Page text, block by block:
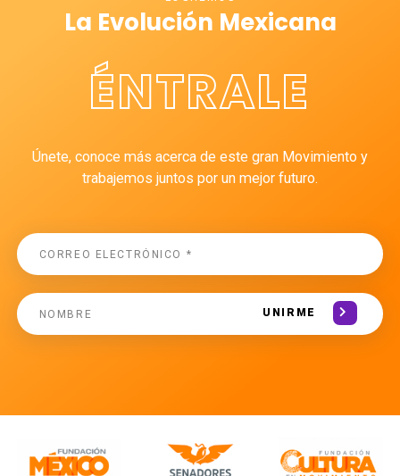
La Evolución Mexicana
ÉNTRALE
Únete, conoce más acerca de este gran Movimiento y
trabajemos juntos por un mejor futuro.
UNIRME